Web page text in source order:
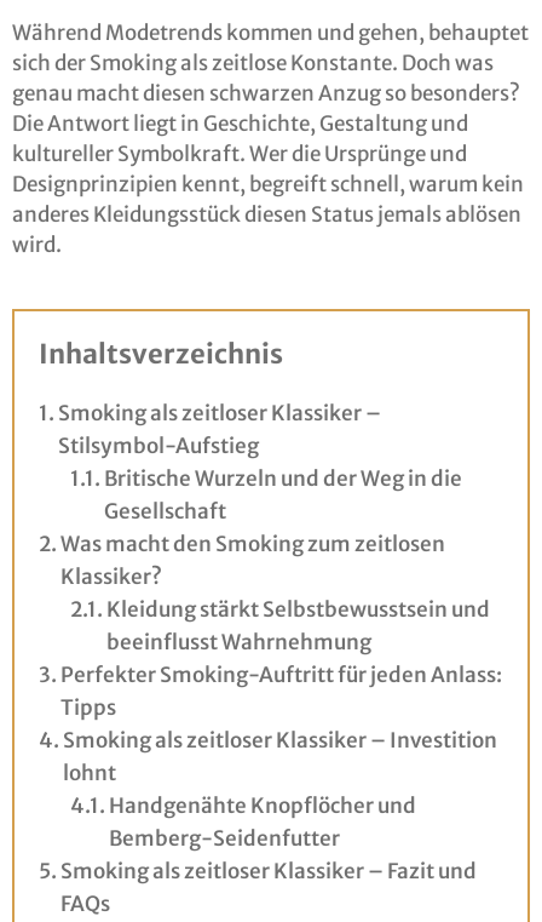
Während Modetrends kommen und gehen, behauptet
sich der Smoking als zeitlose Konstante. Doch was
genau macht diesen schwarzen Anzug so besonders?
Die Antwort liegt in Geschichte, Gestaltung und
kultureller Symbolkraft. Wer die Ursprünge und
Designprinzipien kennt, begreift schnell, warum kein
anderes Kleidungsstück diesen Status jemals ablösen
wird.
Inhaltsverzeichnis
Smoking als zeitloser Klassiker –
Stilsymbol-Aufstieg
Britische Wurzeln und der Weg in die
Gesellschaft
Was macht den Smoking zum zeitlosen
Klassiker?
Kleidung stärkt Selbstbewusstsein und
beeinflusst Wahrnehmung
Perfekter Smoking-Auftritt für jeden Anlass:
Tipps
Smoking als zeitloser Klassiker – Investition
lohnt
Handgenähte Knopflöcher und
Bemberg-Seidenfutter
Smoking als zeitloser Klassiker – Fazit und
FAQs